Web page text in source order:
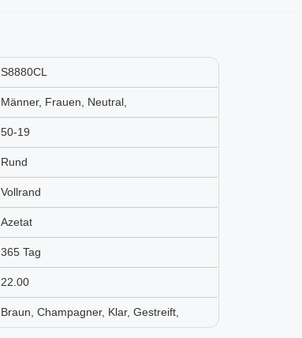
S8880CL
Männer, Frauen, Neutral,
50-19
Rund
Vollrand
Azetat
365 Tag
22.00
Braun, Champagner, Klar, Gestreift,